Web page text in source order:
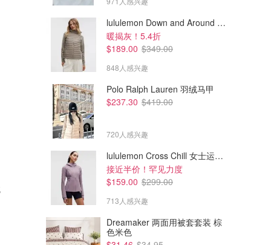
$500.00
The North Face Carto Mono
Triclimate 带帽夹克
$74.25 $99.00
Lioness Bronx 牛仔夹克
lululemon Down and Around 羽绒夹克
暖揭灰！5.4折
$189.00 $349.00
848人感兴趣
Polo Ralph Lauren 羽绒马甲
$237.30 $419.00
720人感兴趣
lululemon Cross Chill 女士运动外套
接近半价！罕见力度
$159.00 $299.00
713人感兴趣
Dreamaker 两面用被套套装 棕
色米色